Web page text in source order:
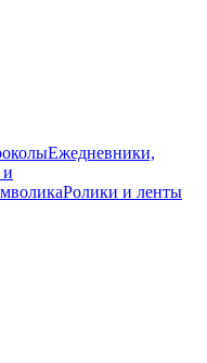
Ежедневники,
Ролики и ленты